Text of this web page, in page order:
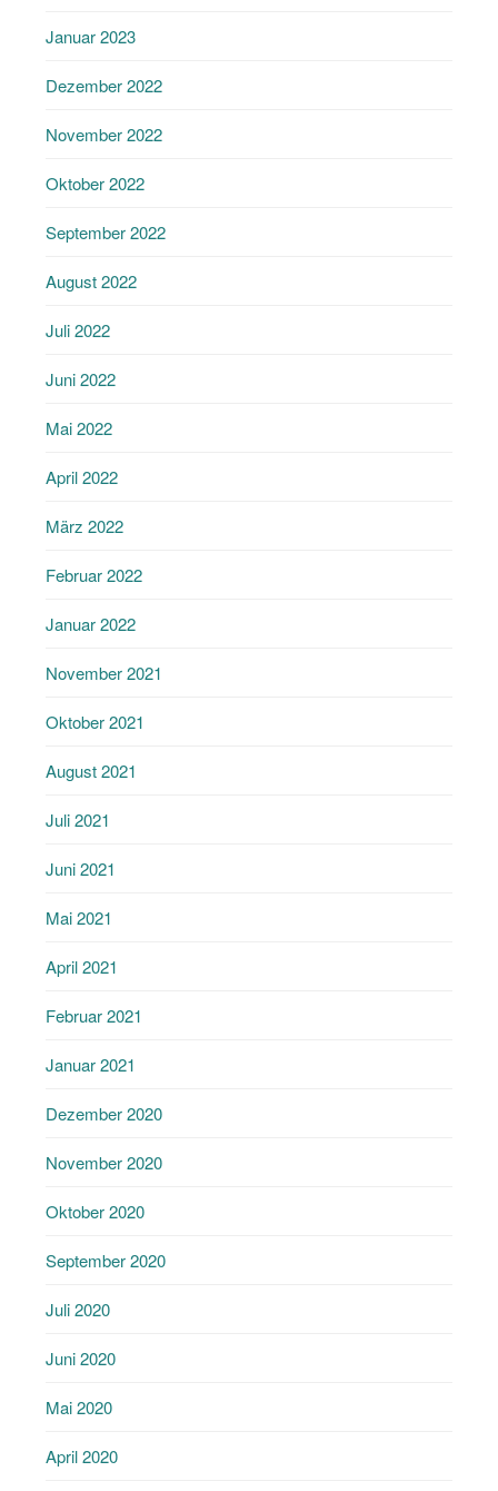
Januar 2023
Dezember 2022
November 2022
Oktober 2022
September 2022
August 2022
Juli 2022
Juni 2022
Mai 2022
April 2022
März 2022
Februar 2022
Januar 2022
November 2021
Oktober 2021
August 2021
Juli 2021
Juni 2021
Mai 2021
April 2021
Februar 2021
Januar 2021
Dezember 2020
November 2020
Oktober 2020
September 2020
Juli 2020
Juni 2020
Mai 2020
April 2020